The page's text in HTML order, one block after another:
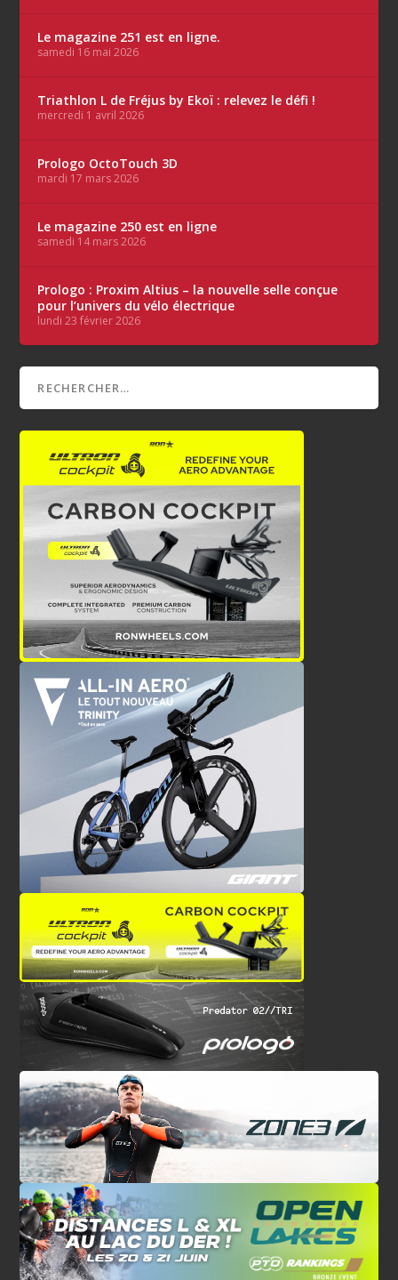
Le magazine 251 est en ligne.
samedi 16 mai 2026
Triathlon L de Fréjus by Ekoï : relevez le défi !
mercredi 1 avril 2026
Prologo OctoTouch 3D
mardi 17 mars 2026
Le magazine 250 est en ligne
samedi 14 mars 2026
Prologo : Proxim Altius – la nouvelle selle conçue
pour l’univers du vélo électrique
lundi 23 février 2026